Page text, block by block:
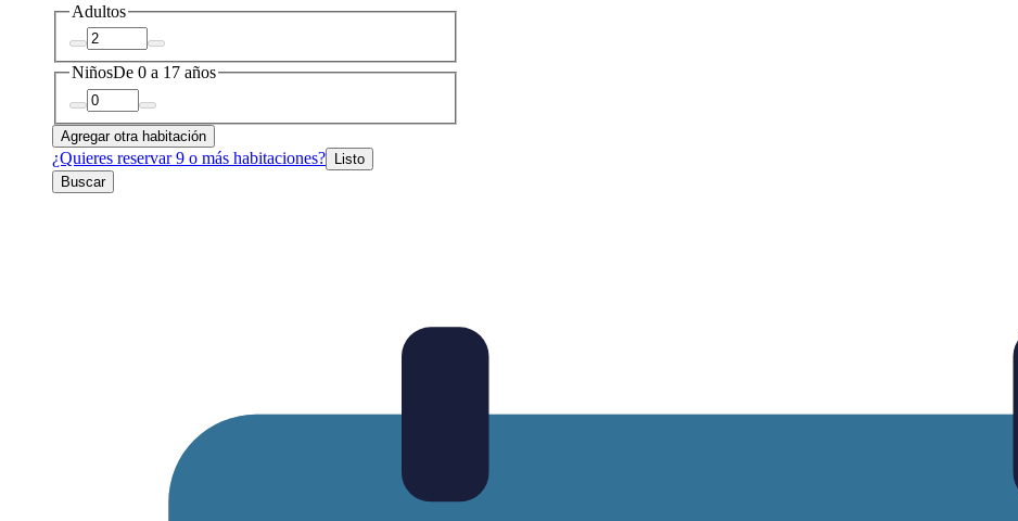
Adultos
NiñosDe 0 a 17 años
Agregar otra habitación
¿Quieres reservar 9 o más habitaciones? Listo
Buscar